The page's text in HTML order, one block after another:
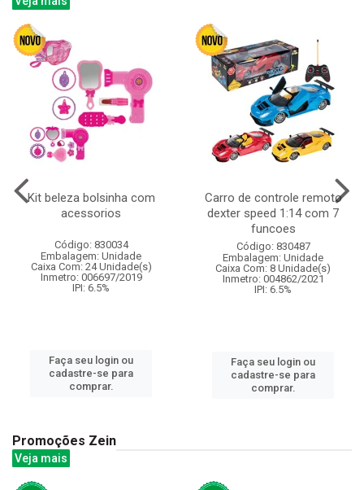
Kit beleza bolsinha com
acessorios
Código: 830034
Embalagem: Unidade
Caixa Com: 24 Unidade(s)
Inmetro: 006697/2019
IPI: 6.5%
Faça seu login ou
cadastre-se para
comprar.
Carro de controle remoto
dexter speed 1:14 com 7
funcoes
Código: 830487
Embalagem: Unidade
Caixa Com: 8 Unidade(s)
Inmetro: 004862/2021
IPI: 6.5%
Faça seu login ou
cadastre-se para
comprar.
Promoções Zein
Veja mais